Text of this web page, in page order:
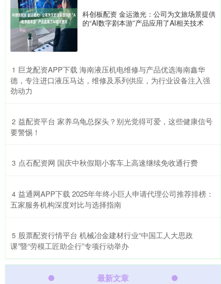
科创板配资 金运激光：公司为文旅场景提供
的“AI数字剧本游”产品应用了AI相关技术
1 ​巨龙配资APP下载 海南液压机电维修与产品优选海南鑫华
德，专注进口液压马达，维修及系列供应，为行业设备注入强
劲动力
2 ​益配资平台 家养乌龟总探头？别光觉得可爱，这些健康信号
要警惕！
3 ​点石配资网 国庆中秋假期小客车上高速继续免收通行费
4 ​益通网APP下载 2025年年终小巨人申请代理公司推荐排榜：
五家服务机构深度对比与选择指南
5 ​股票配资行情平台 机械冶金建材行业“中国工人大思政
课”暨“劳模工匠助企行”专项行动举办
最新文章